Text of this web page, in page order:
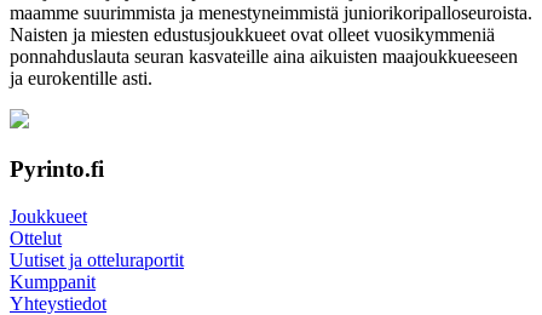
maamme suurim­mista ja menes­tyneim­mistä juni­ori­kori­pallo­seuroista.
Naisten ja miesten edustus­joukkueet ovat olleet vuosi­kymmeniä
ponnahdus­lauta seuran kasvateille aina aikuisten maa­joukkueeseen
ja euro­kentille asti.
Pyrinto.fi
Joukkueet
Ottelut
Uutiset ja otteluraportit
Kumppanit
Yhteystiedot